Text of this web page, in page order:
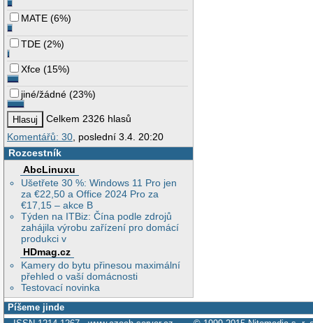
MATE (6%)
TDE (2%)
Xfce (15%)
jiné/žádné (23%)
Celkem 2326 hlasů
Komentářů: 30 , poslední 3.4. 20:20
Rozcestník
AbcLinuxu
Ušetřete 30 %: Windows 11 Pro jen
za €22,50 a Office 2024 Pro za
€17,15 – akce B
Týden na ITBiz: Čína podle zdrojů
zahájila výrobu zařízení pro domácí
produkci v
HDmag.cz
Kamery do bytu přinesou maximální
přehled o vaší domácnosti
Testovací novinka
Píšeme jinde